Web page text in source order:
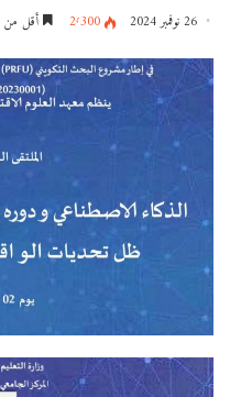
26 نوفمبر 2024 2٬300 أقل من